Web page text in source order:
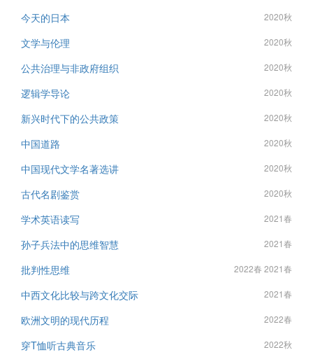
今天的日本 2020秋
文学与伦理 2020秋
公共治理与非政府组织 2020秋
逻辑学导论 2020秋
新兴时代下的公共政策 2020秋
中国道路 2020秋
中国现代文学名著选讲 2020秋
古代名剧鉴赏 2020秋
学术英语读写 2021春
孙子兵法中的思维智慧 2021春
批判性思维 2022春 2021春
中西文化比较与跨文化交际 2021春
欧洲文明的现代历程 2022春
穿T恤听古典音乐 2022秋